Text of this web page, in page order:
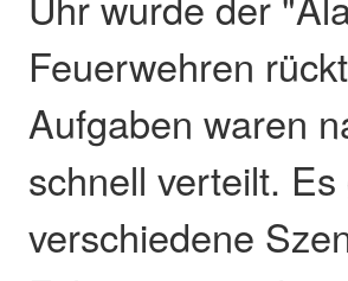
Feuerwehren
Aufgaben waren
schnell verteilt.
verschiedene